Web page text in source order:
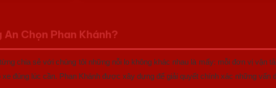
Chọn Phan Khánh?
chia sẻ với chúng tôi những nỗi lo không khác nhau là mấy: mỗi đơn vị vận
đúng lúc cần. Phan Khánh được xây dựng để giải quyết chính xác những vấn